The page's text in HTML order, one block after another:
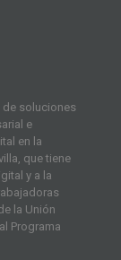
de soluciones
e
en la
que tiene
y a la
la Unión
Programa